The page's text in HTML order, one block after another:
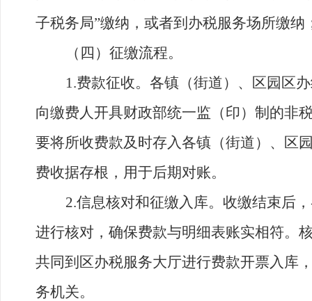
子税务局”缴纳，或者到办税服务场所缴
（四）征缴流程。
1.费款征收。 各镇 （街道）、 区园区办
向缴费人开具财政部统一监 （印 ） 制的非
要将所收费款及时存入各镇 （街道）、区
费收据存根，用于后期对账。
2.信息核对和征缴入库。收缴结束后
进行核对，确保费款与明细表账实相符。
共同到区办税服务大厅进行费款开票入库
务机关。